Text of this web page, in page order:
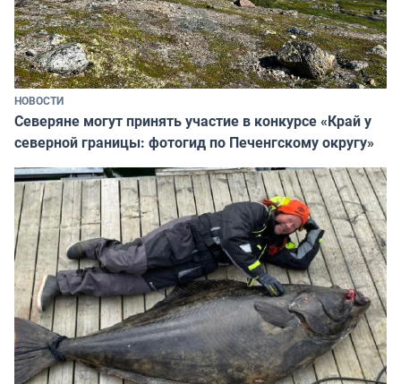
НОВОСТИ
Северяне могут принять участие в конкурсе «Край у
северной границы: фотогид по Печенгскому округу»